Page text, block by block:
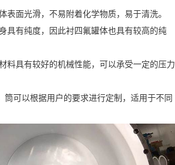
表面光滑，不易附着化学物质，易于清洗。
具有纯度，因此衬四氟罐体也具有较高的纯
料具有较好的机械性能，可以承受一定的压力
筒可以根据用户的要求进行定制，适用于不同